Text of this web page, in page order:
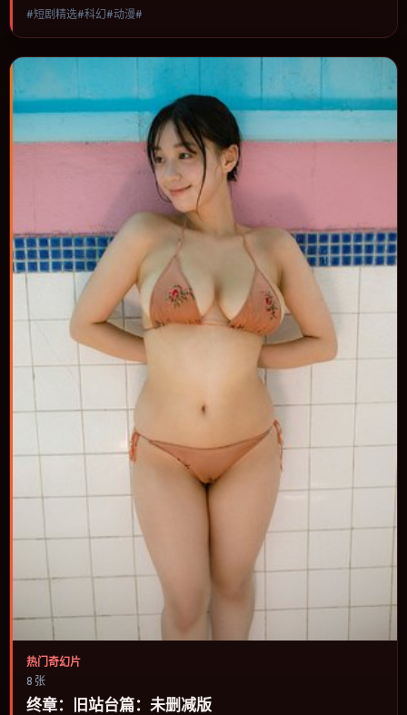
择与情节推进，节奏与视听语言统一，可作为休闲观影或类型片补片
的选择。
#短剧精选#科幻#动漫#
热门奇幻片
8 张
终章：旧站台篇：未删减版